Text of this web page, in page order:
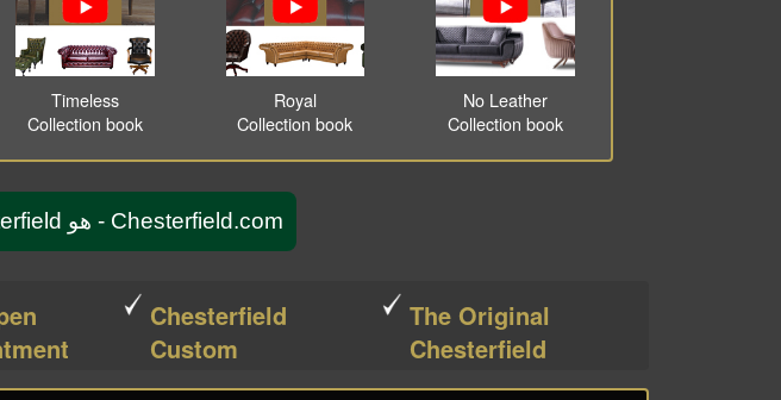
Timeless
Collection book
Royal
Collection book
No Leather
Collection book
Chesterfield.com - هو The original Chesterfield منذ عام 1773
Chesterfield
Custom
The Original
Chesterfield